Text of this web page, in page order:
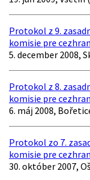
Protokol z 9.
komisie pre
5. december 2008,
Protokol z 8.
komisie pre
6. máj 2008,
Protokol zo 7.
komisie pre
30. október 2007,